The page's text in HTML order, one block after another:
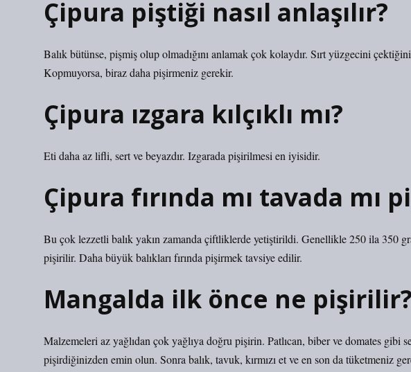
Çipura piştiği nasıl anlaşılır?
Balık bütünse, pişmiş olup olmadığını anlamak çok kolaydır. Sırt yüzgecini
Kopmuyorsa, biraz daha pişirmeniz gerekir.
Çipura ızgara kılçıklı mı?
Eti daha az lifli, sert ve beyazdır. Izgarada pişirilmesi en iyisidir.
Çipura fırında mı tavada mı
Bu çok lezzetli balık yakın zamanda çiftliklerde yetiştirildi. Genellikle 250 ila 350
pişirilir. Daha büyük balıkları fırında pişirmek tavsiye edilir.
Mangalda ilk önce ne pişirilir?
Malzemeleri az yağlıdan çok yağlıya doğru pişirin. Patlıcan, biber ve domates gibi
pişirdiğinizden emin olun. Sonra balık, tavuk, kırmızı et ve en son da tüketmeniz